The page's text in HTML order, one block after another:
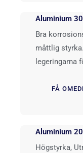
Aluminium
Bra
måttlig
legeringarna
FÅ
Aluminium
Högstyrka,